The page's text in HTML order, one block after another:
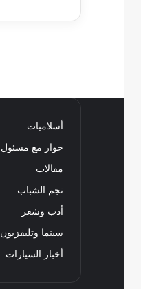
أسلاميات
حوار مع مسئول
مقالات
نجم الشباب
أدب وشعر
سينما وتليفزيون
أخبار السيارات